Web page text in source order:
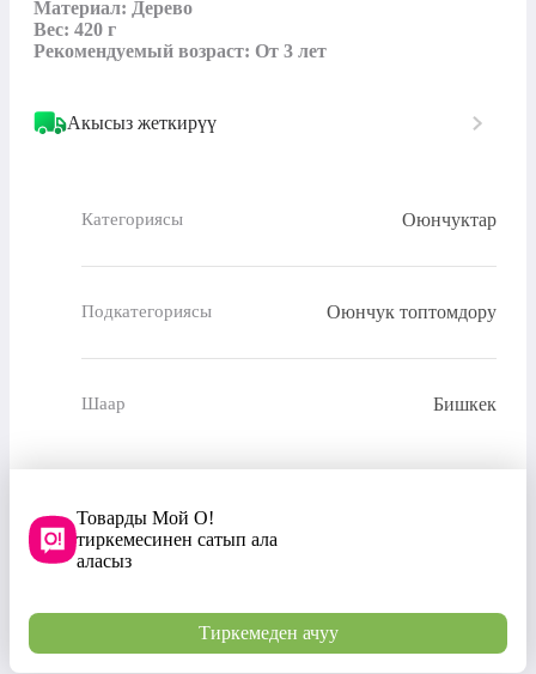
Материал: Дерево
Вес: 420 г
Рекомендуемый возраст: От 3 лет
Акысыз жеткирүү
Категориясы Оюнчуктар
Подкатегориясы Оюнчук топтомдору
Шаар Бишкек
Товарды Мой О!
тиркемесинен сатып ала
аласыз
Тиркемеден ачуу